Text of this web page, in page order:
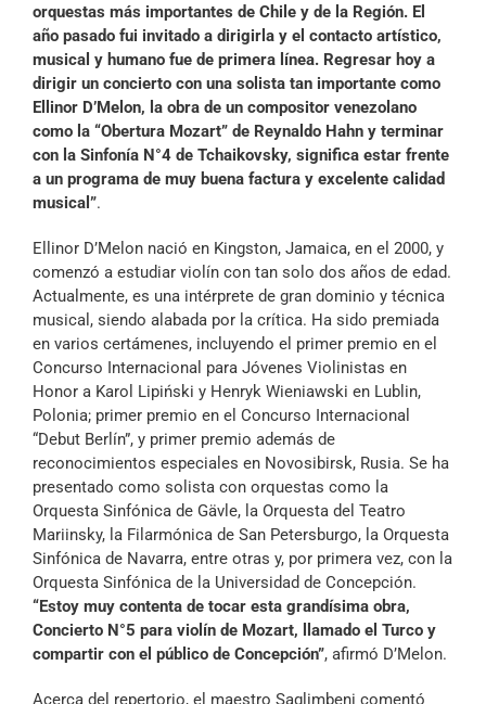
orquestas más importantes de Chile y de la Región. El
año pasado fui invitado a dirigirla y el contacto artístico,
musical y humano fue de primera línea. Regresar hoy a
dirigir un concierto con una solista tan importante como
Ellinor D’Melon, la obra de un compositor venezolano
como la “Obertura Mozart” de Reynaldo Hahn y terminar
con la Sinfonía N°4 de Tchaikovsky, significa estar frente
a un programa de muy buena factura y excelente calidad
musical”.
Ellinor D’Melon nació en Kingston, Jamaica, en el 2000, y
comenzó a estudiar violín con tan solo dos años de edad.
Actualmente, es una intérprete de gran dominio y técnica
musical, siendo alabada por la crítica. Ha sido premiada
en varios certámenes, incluyendo el primer premio en el
Concurso Internacional para Jóvenes Violinistas en
Honor a Karol Lipiński y Henryk Wieniawski en Lublin,
Polonia; primer premio en el Concurso Internacional
“Debut Berlín”, y primer premio además de
reconocimientos especiales en Novosibirsk, Rusia. Se ha
presentado como solista con orquestas como la
Orquesta Sinfónica de Gävle, la Orquesta del Teatro
Mariinsky, la Filarmónica de San Petersburgo, la Orquesta
Sinfónica de Navarra, entre otras y, por primera vez, con la
Orquesta Sinfónica de la Universidad de Concepción.
“Estoy muy contenta de tocar esta grandísima obra,
Concierto N°5 para violín de Mozart, llamado el Turco y
compartir con el público de Concepción”, afirmó D’Melon.
Acerca del repertorio, el maestro Saglimbeni comentó